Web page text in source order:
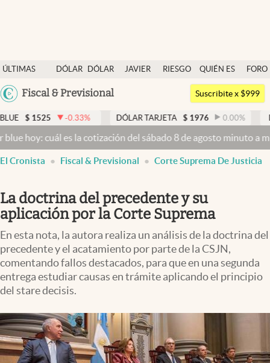
ÚLTIMAS
NOTICIAS
DÓLAR
DÓLAR
JAVIER
RIESGO
QUIÉN ES
QUIÉN
FORO
Argentina
México
Colombia
Fiscal & Previsional
Dólar
Members
Economía y Política
Finanzas y Mercados
Mercados Online
Columnistas
Otras secciones
Apertura
Infotechnology
Clima
Mundial 2026
Suscribite x $999
1525 -0.33 % DÓLAR TARJETA $ 1976 0.00 % DÓLAR
cuál es la cotización del sábado 8 de agosto minuto a minuto
El Cronista Fiscal & Previsional Corte Suprema De Justicia
La doctrina del precedente y su
aplicación por la Corte Suprema
En esta nota, la autora realiza un análisis de la doctrina del
precedente y el acatamiento por parte de la CSJN,
comentando fallos destacados, para que en una segunda
entrega estudiar causas en trámite aplicando el principio
del stare decisis.